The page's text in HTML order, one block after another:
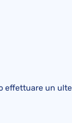
effettuare un